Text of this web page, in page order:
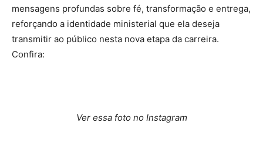
mensagens profundas sobre fé, transformação e entrega,
reforçando a identidade ministerial que ela deseja
transmitir ao público nesta nova etapa da carreira.
Confira:
Ver essa foto no Instagram